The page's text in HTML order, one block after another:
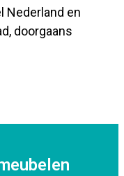
Nederland en
doorgaans